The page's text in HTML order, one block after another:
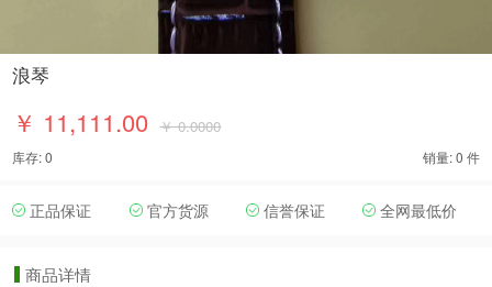
浪琴
￥ 11,111.00 ￥ 0.0000
库存: 0 销量: 0 件
正品保证 官方货源 信誉保证 全网最低价
商品详情